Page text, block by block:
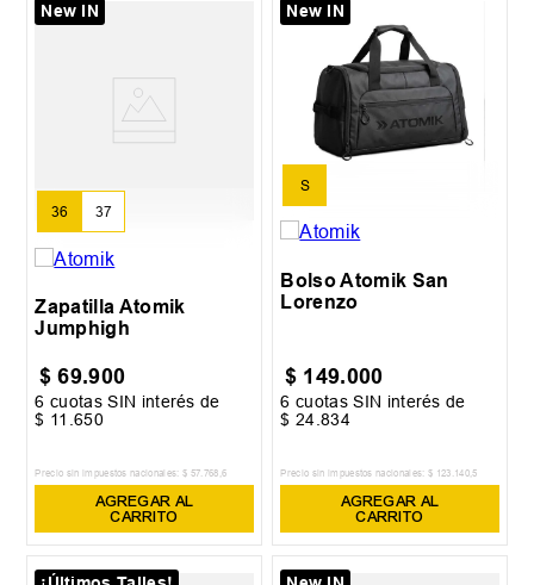
New IN
36 37
Zapatilla Atomik
Jumphigh
$ 69.900
6 cuotas SIN interés de
$ 11 .650
Precio sin impuestos nacionales: $ 57.768 ,6
AGREGAR AL
CARRITO
New IN
S
Bolso Atomik San
Lorenzo
$ 149.000
6 cuotas SIN interés de
$ 24.834
Precio sin impuestos nacionales: $ 123 .140,5
AGREGAR AL
CARRITO